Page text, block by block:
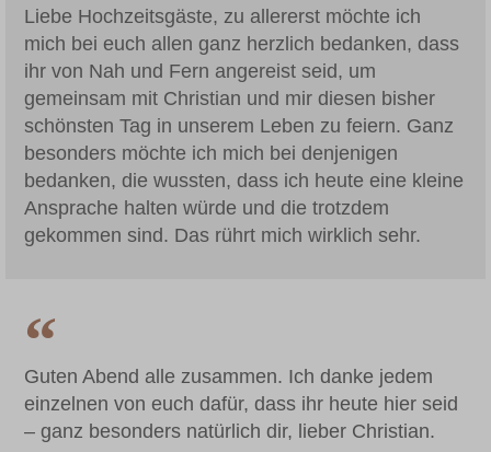
Liebe Hochzeitsgäste, zu allererst möchte ich
mich bei euch allen ganz herzlich bedanken, dass
ihr von Nah und Fern angereist seid, um
gemeinsam mit Christian und mir diesen bisher
schönsten Tag in unserem Leben zu feiern. Ganz
besonders möchte ich mich bei denjenigen
bedanken, die wussten, dass ich heute eine kleine
Ansprache halten würde und die trotzdem
gekommen sind. Das rührt mich wirklich sehr.
Guten Abend alle zusammen. Ich danke jedem
einzelnen von euch dafür, dass ihr heute hier seid
– ganz besonders natürlich dir, lieber Christian.